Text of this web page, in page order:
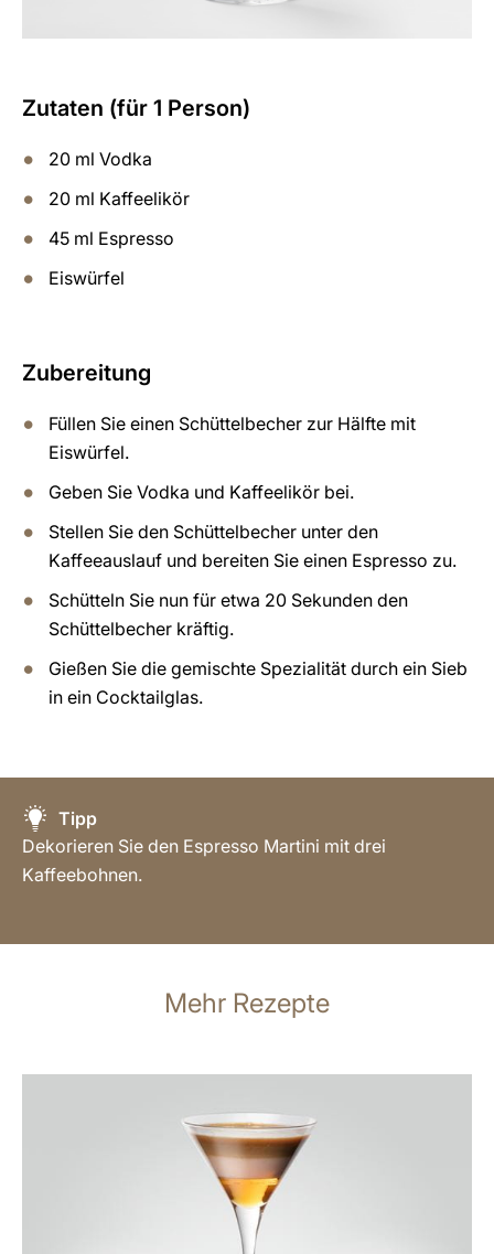
Zutaten (für 1 Person)
20 ml Vodka
20 ml Kaffeelikör
45 ml Espresso
Eiswürfel
Zubereitung
Füllen Sie einen Schüttelbecher zur Hälfte mit
Eiswürfel.
Geben Sie Vodka und Kaffeelikör bei.
Stellen Sie den Schüttelbecher unter den
Kaffeeauslauf und bereiten Sie einen Espresso zu.
Schütteln Sie nun für etwa 20 Sekunden den
Schüttelbecher kräftig.
Gießen Sie die gemischte Spezialität durch ein Sieb
in ein Cocktailglas.
Tipp
Dekorieren Sie den Espresso Martini mit drei
Kaffeebohnen.
Mehr Rezepte